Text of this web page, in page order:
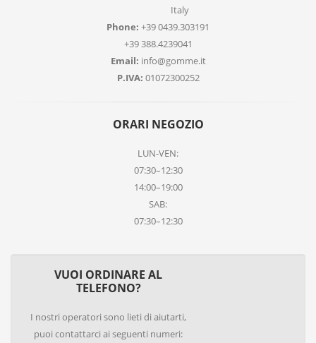
Italy
Phone: +39 0439.303191
+39 388.4239041
Email: info@gomme.it
P.IVA: 01072300252
ORARI NEGOZIO
LUN-VEN:
07:30–12:30
14:00–19:00
SAB:
07:30–12:30
VUOI ORDINARE AL
TELEFONO?
I nostri operatori sono lieti di aiutarti,
puoi contattarci ai seguenti numeri: